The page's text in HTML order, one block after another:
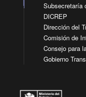
Subsecretaría
DICREP
Dirección del
Comisión de
Consejo para
Gobierno